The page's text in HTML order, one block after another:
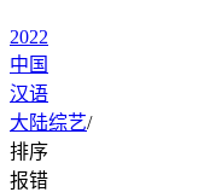
2022
中国
汉语
大陆综艺/
排序
报错